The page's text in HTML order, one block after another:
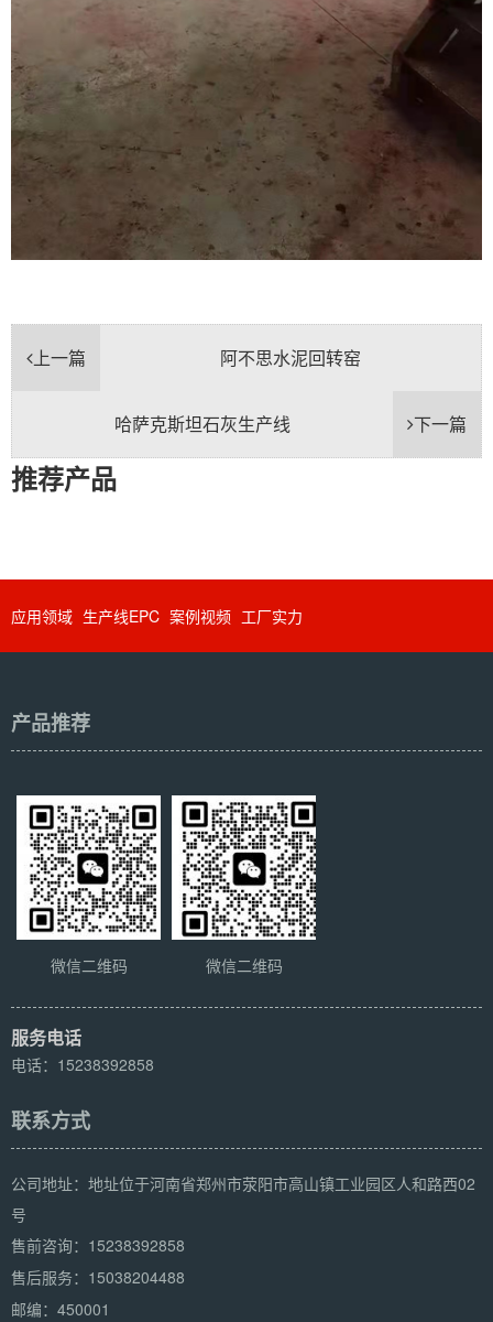
上一篇 阿不思水泥回转窑
下一篇
哈萨克斯坦石灰生产线
推荐产品
应用领域 生产线EPC 案例视频 工厂实力
产品推荐
微信二维码 微信二维码
服务电话
电话：15238392858
联系方式
公司地址：地址位于河南省郑州市荥阳市高山镇工业园区人和路西02
号
售前咨询： 15238392858
售后服务： 15038204488
邮编：450001